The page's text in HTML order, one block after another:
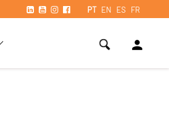
PT EN ES FR
person